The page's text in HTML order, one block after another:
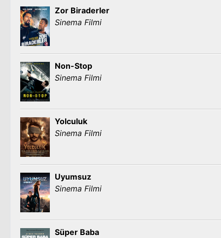
Zor Biraderler
Sinema Filmi
Non-Stop
Sinema Filmi
Yolculuk
Sinema Filmi
Uyumsuz
Sinema Filmi
Süper Baba